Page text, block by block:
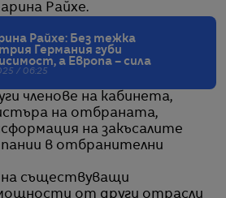
Райхе.
Райхе: Без тежка
Германия губи
а Европа – сила
/ 06:25
членове на кабинета,
на отбраната,
на закъсалите
в отбранителни
съществуващи
от други отрасли